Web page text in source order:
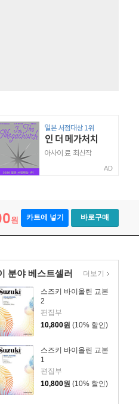
AD
원 카트에 넣기 바로구매
분야 베스트셀러
스즈키 바이올린 교본
2
편집부
10,800원 (10% 할인)
스즈키 바이올린 교본
1
편집부
10,800원 (10% 할인)
더보기